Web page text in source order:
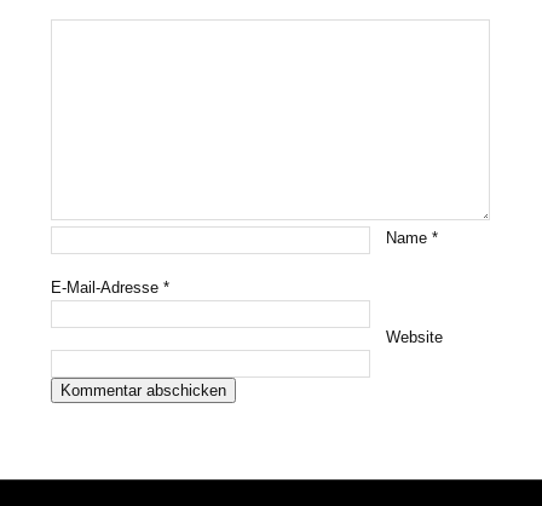
Name*
E-Mail-Adresse*
Website